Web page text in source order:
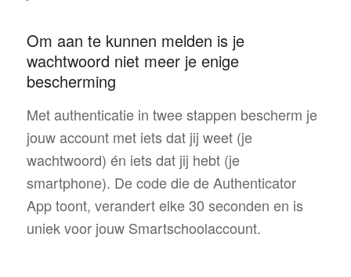
Om aan te kunnen melden is je
wachtwoord niet meer je enige
bescherming
Met authenticatie in twee stappen bescherm je
jouw account met iets dat jij weet (je
wachtwoord) én iets dat jij hebt (je
smartphone). De code die de Authenticator
App toont, verandert elke 30 seconden en is
uniek voor jouw Smartschoolaccount.